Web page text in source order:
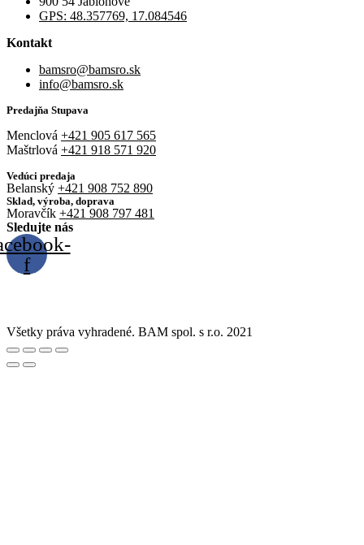
GPS: 48.357769, 17.084546
Kontakt
bamsro@bamsro.sk
info@bamsro.sk
Predajňa Stupava
Menclová +421 905 617 565
Maštrlová +421 918 571 920
Vedúci predaja
Belanský +421 908 752 890
Sklad, výroba, doprava
Moravčík +421 908 797 481
Sledujte nás
f
Všetky práva vyhradené. BAM spol. s r.o. 2021